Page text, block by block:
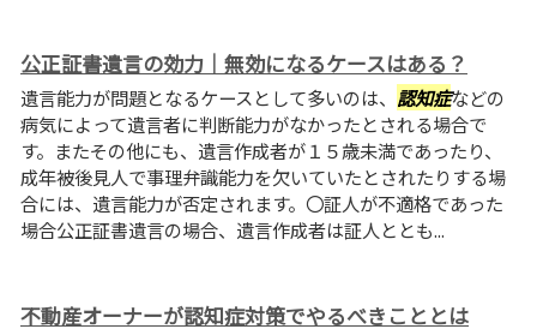
公正証書遺言の効力｜無効になるケースはある？
遺言能力が問題となるケースとして多いのは、 認知症などの
病気によって遺言者に判断能力がなかったとされる場合で
す。またその他にも、遺言作成者が１５歳未満であったり、
成年被後見人で事理弁識能力を欠いていたとされたりする場
合には、遺言能力が否定されます。〇証人が不適格であった
場合公正証書遺言の場合、遺言作成者は証人ととも...
不動産オーナーが認知症対策でやるべきこととは